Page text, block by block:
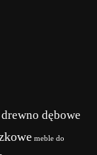
drewno dębowe
meble do